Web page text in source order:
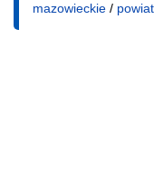
mazowieckie /